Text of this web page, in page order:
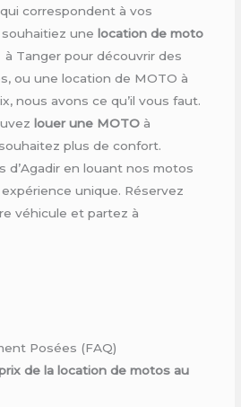
correspondent à vos
une location de moto
à Tanger pour découvrir des
ou une location de MOTO à
nous avons ce qu’il vous faut.
louer une MOTO à
plus de confort.
d’Agadir en louant nos motos
unique. Réservez
véhicule et partez à
Posées (FAQ)
de la location de motos au